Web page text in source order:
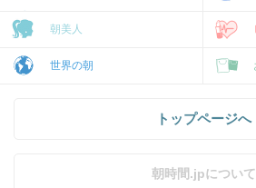
朝美人
世界の朝
トップページへ
朝時間.jpについて